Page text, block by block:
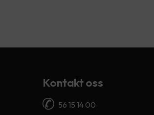
Kontakt oss
56 15 14 00